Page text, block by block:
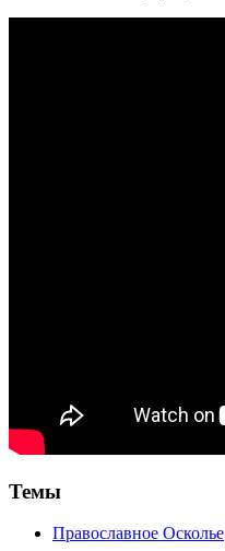
Темы
Православное Осколье